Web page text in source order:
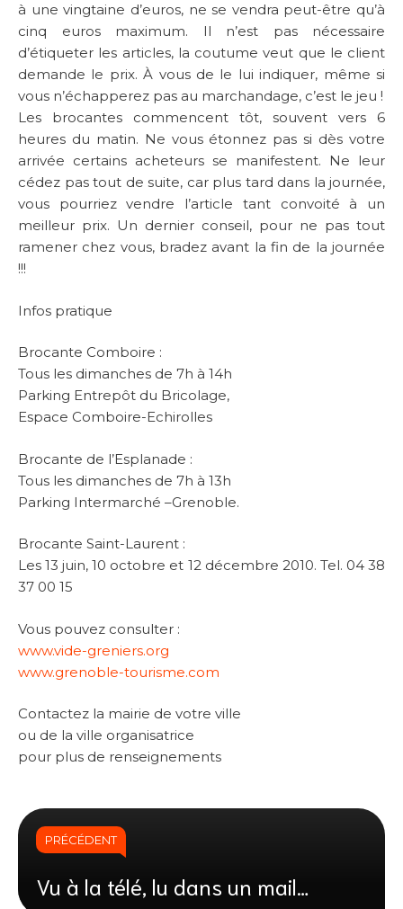
à une vingtaine d’euros, ne se vendra peut-être qu’à
cinq euros maximum. Il n’est pas nécessaire
d’étiqueter les articles, la coutume veut que le client
demande le prix. À vous de le lui indiquer, même si
vous n’échapperez pas au marchandage, c’est le jeu !
Les brocantes commencent tôt, souvent vers 6
heures du matin. Ne vous étonnez pas si dès votre
arrivée certains acheteurs se manifestent. Ne leur
cédez pas tout de suite, car plus tard dans la journée,
vous pourriez vendre l’article tant convoité à un
meilleur prix. Un dernier conseil, pour ne pas tout
ramener chez vous, bradez avant la fin de la journée
!!!
Infos pratique
Brocante Comboire :
Tous les dimanches de 7h à 14h
Parking Entrepôt du Bricolage,
Espace Comboire-Echirolles
Brocante de l’Esplanade :
Tous les dimanches de 7h à 13h
Parking Intermarché –Grenoble.
Brocante Saint-Laurent :
Les 13 juin, 10 octobre et 12 décembre 2010. Tel. 04 38
37 00 15
Vous pouvez consulter :
www.vide-greniers.org
www.grenoble-tourisme.com
Contactez la mairie de votre ville
ou de la ville organisatrice
pour plus de renseignements
PRÉCÉDENT
Vu à la télé, lu dans un mail…